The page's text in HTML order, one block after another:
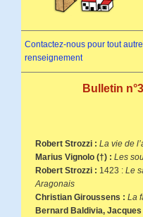
Contactez-nous pour tout autre
renseignement
Bulletin
Robert Strozzi : La vie de
Marius Vignolo (†) : Les
Robert Strozzi : 1423 : Le
Aragonais
Christian Giroussens : La
Bernard Baldivia, Jacques